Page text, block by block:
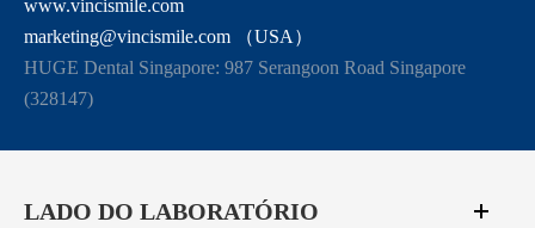
www.vincismile.com
marketing@vincismile.com （USA）
HUGE Dental Singapore: 987 Serangoon Road Singapore
(328147)
LADO DO LABORATÓRIO